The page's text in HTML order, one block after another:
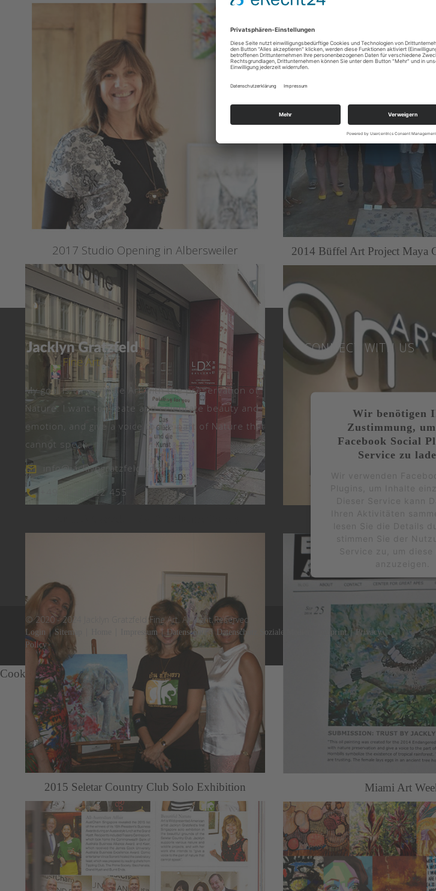
2017 Studio Opening in Albersweiler
2015 Seletar Country Club Solo Exhibition
2014 Büffel Art Project Maya
Miami Art
My goal is to combine Art with the preservation of
Nature. I want to create and celebrate beauty and
emotion, and give a voice to the part of Nature that
cannot speak.
info@jacklyngratzfeld.com
+49 173 2522 455
CONNECT WITH US
Wir benötigen
Zustimmung,
Facebook Social
Service zu
Mehr
Akzeptieren
powered by
Management Platform &
© 2020 - 2024 Jacklyn Gratzfeld Fine Art. All Right Reserved.
Login | Sitemap Impressum | Datenschutz | Datenschutz Soziale Medien Imprint| Privacy
Policy
Cookie-Einstellungen